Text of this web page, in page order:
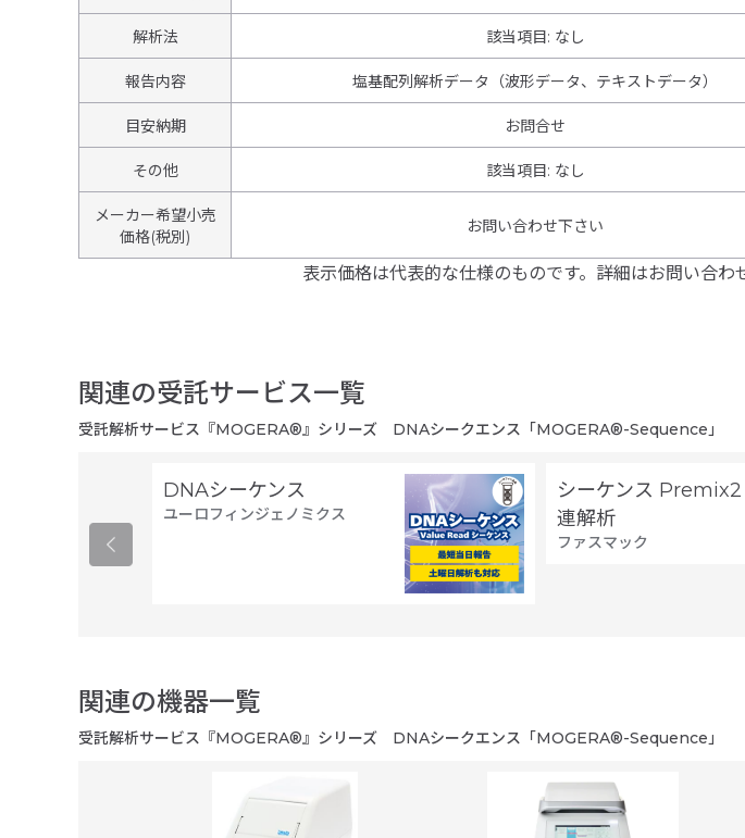
解析法 該当項目: なし
報告内容 塩基配列解析データ（波形データ、テキストデータ）
目安納期 お問合せ
その他 該当項目: なし
メーカー希望小売
価格(税別)
お問い合わせ下さい
表示価格は代表的な仕様のものです。詳細はお問い合わ
関連の受託サービス一覧
受託解析サービス『MOGERA®』シリーズ DNAシークエンス「MOGERA®-Sequence」
DNAシーケンス
ユーロフィンジェノミクス
シーケンス
連解析
ファスマック
関連の機器一覧
受託解析サービス『MOGERA®』シリーズ DNAシークエンス「MOGERA®-Sequence」